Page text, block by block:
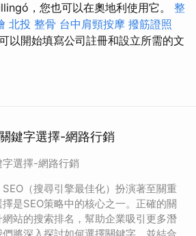
，您也可以在奧地利使用它。 整
北投 整骨 台中肩頸按摩 撥筋證照
以開始填寫公司註冊和設立所需的文
鍵字選擇-網路行銷
字選擇-網路行銷
（搜尋引擎最佳化）扮演著至關重
是SEO策略中的核心之一。正確的關
站的搜索排名，幫助企業吸引更多潛